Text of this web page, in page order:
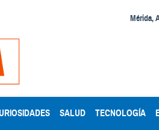
Mérida,
SALUD TECNOLOGÍA